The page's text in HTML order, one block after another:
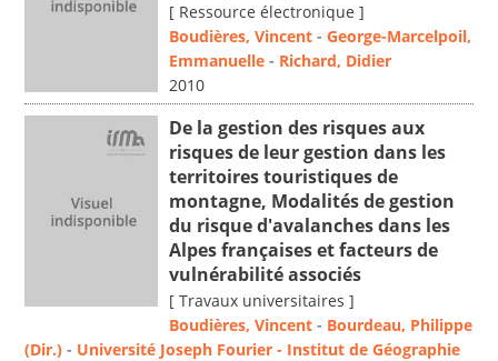
[ Ressource électronique ]
Boudières, Vincent - George-Marcelpoil,
Emmanuelle - Richard, Didier
2010
De la gestion des risques aux
risques de leur gestion dans les
territoires touristiques de
montagne, Modalités de gestion
du risque d'avalanches dans les
Alpes françaises et facteurs de
vulnérabilité associés
[ Travaux universitaires ]
Boudières, Vincent - Bourdeau, Philippe
(Dir.) - Université Joseph Fourier - Institut de Géographie